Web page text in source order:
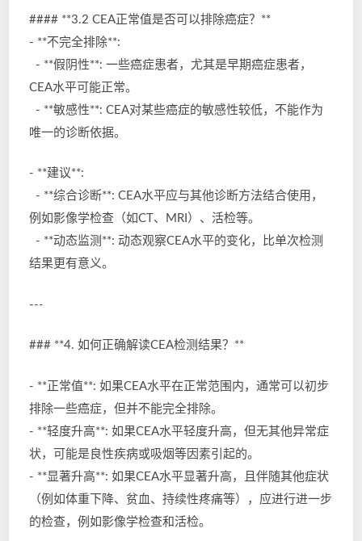
#### **3.2 CEA正常值是否可以排除癌症？**
- **不完全排除**:
- **假阴性**: 一些癌症患者，尤其是早期癌症患者，
CEA水平可能正常。
- **敏感性**: CEA对某些癌症的敏感性较低，不能作为
唯一的诊断依据。
- **建议**:
- **综合诊断**: CEA水平应与其他诊断方法结合使用，
例如影像学检查（如CT、MRI）、活检等。
- **动态监测**: 动态观察CEA水平的变化，比单次检测
结果更有意义。
---
### **4. 如何正确解读CEA检测结果？**
- **正常值**: 如果CEA水平在正常范围内，通常可以初步
排除一些癌症，但并不能完全排除。
- **轻度升高**: 如果CEA水平轻度升高，但无其他异常症
状，可能是良性疾病或吸烟等因素引起的。
- **显著升高**: 如果CEA水平显著升高，且伴随其他症状
（例如体重下降、贫血、持续性疼痛等），应进行进一步
的检查，例如影像学检查和活检。